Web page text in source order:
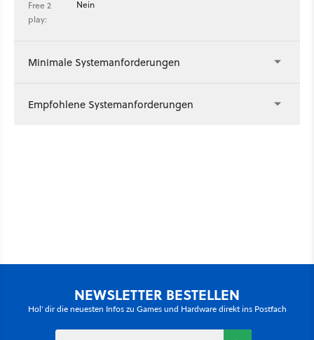
Free 2
play:
Nein
Minimale Systemanforderungen
Empfohlene Systemanforderungen
NEWSLETTER BESTELLEN
Hol' dir die neuesten Infos zu Games und Hardware direkt ins Postfach